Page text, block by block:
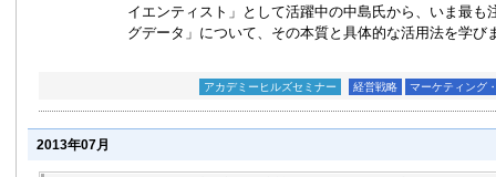
イエンティスト」として活躍中の中島氏から、いま最も
グデータ」について、その本質と具体的な活用法を学び
アカデミーヒルズセミナー 経営戦略 マーケティング
2013年07月